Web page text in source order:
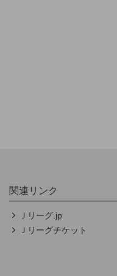
関連リンク
Ｊリーグ.jp
Ｊリーグチケット